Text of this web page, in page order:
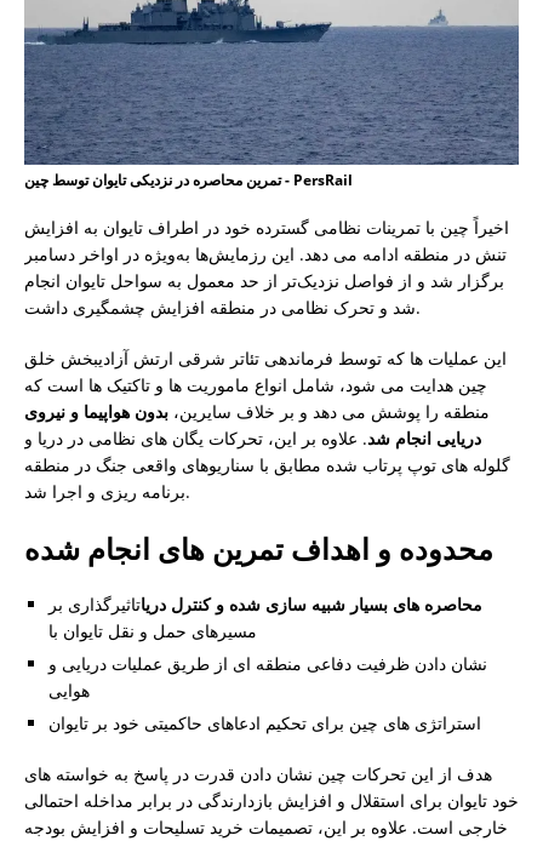
تمرین محاصره در نزدیکی تایوان توسط چین - PersRail
اخیراً چین با تمرینات نظامی گسترده خود در اطراف تایوان به افزایش
تنش در منطقه ادامه می دهد. این رزمایش‌ها به‌ویژه در اواخر دسامبر
برگزار شد و از فواصل نزدیک‌تر از حد معمول به سواحل تایوان انجام
شد و تحرک نظامی در منطقه افزایش چشمگیری داشت.
این عملیات ها که توسط فرماندهی تئاتر شرقی ارتش آزادیبخش خلق
چین هدایت می شود، شامل انواع ماموریت ها و تاکتیک ها است که
منطقه را پوشش می دهد و بر خلاف سایرین، بدون هواپیما و نیروی
دریایی انجام شد. علاوه بر این، تحرکات یگان های نظامی در دریا و
گلوله های توپ پرتاب شده مطابق با سناریوهای واقعی جنگ در منطقه
برنامه ریزی و اجرا شد.
محدوده و اهداف تمرین های انجام شده
محاصره های بسیار شبیه سازی شده و کنترل دریاتاثیرگذاری بر
مسیرهای حمل و نقل تایوان با
نشان دادن ظرفیت دفاعی منطقه ای از طریق عملیات دریایی و
هوایی
استراتژی های چین برای تحکیم ادعاهای حاکمیتی خود بر تایوان
هدف از این تحرکات چین نشان دادن قدرت در پاسخ به خواسته های
خود تایوان برای استقلال و افزایش بازدارندگی در برابر مداخله احتمالی
خارجی است. علاوه بر این، تصمیمات خرید تسلیحات و افزایش بودجه